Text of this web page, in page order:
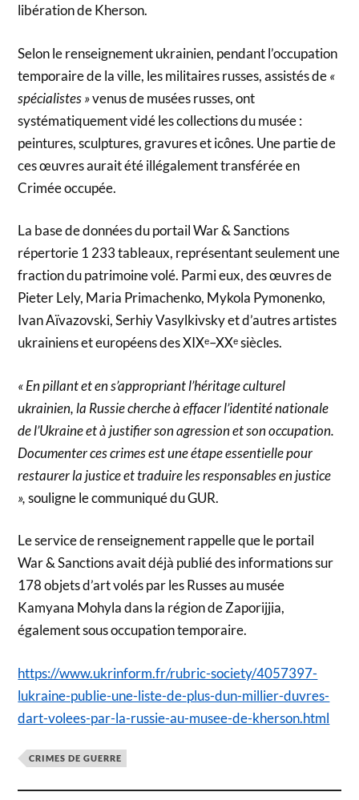
libération de Kherson.
Selon le renseignement ukrainien, pendant l’occupation
temporaire de la ville, les militaires russes, assistés de«
spécialistes »venus de musées russes, ont
systématiquement vidé les collections du musée :
peintures, sculptures, gravures et icônes. Une partie de
ces œuvres aurait été illégalement transférée en
Crimée occupée.
La base de données du portail War & Sanctions
répertorie 1 233 tableaux, représentant seulement une
fraction du patrimoine volé. Parmi eux, des œuvres de
Pieter Lely, Maria Primachenko, Mykola Pymonenko,
Ivan Aïvazovski, Serhiy Vasylkivsky et d’autres artistes
ukrainiens et européens des XIXᵉ–XXᵉ siècles.
« En pillant et en s’appropriant l’héritage culturel
ukrainien, la Russie cherche à effacer l’identité nationale
de l’Ukraine et à justifier son agression et son occupation.
Documenter ces crimes est une étape essentielle pour
restaurer la justice et traduire les responsables en justice
»,souligne le communiqué du GUR.
Le service de renseignement rappelle que le portail
War & Sanctions avait déjà publié des informations sur
178 objets d’art volés par les Russes au musée
Kamyana Mohyla dans la région de Zaporijjia,
également sous occupation temporaire.
https://www.ukrinform.fr/rubric-society/4057397-
lukraine-publie-une-liste-de-plus-dun-millier-duvres-
dart-volees-par-la-russie-au-musee-de-kherson.html
CRIMES DE GUERRE